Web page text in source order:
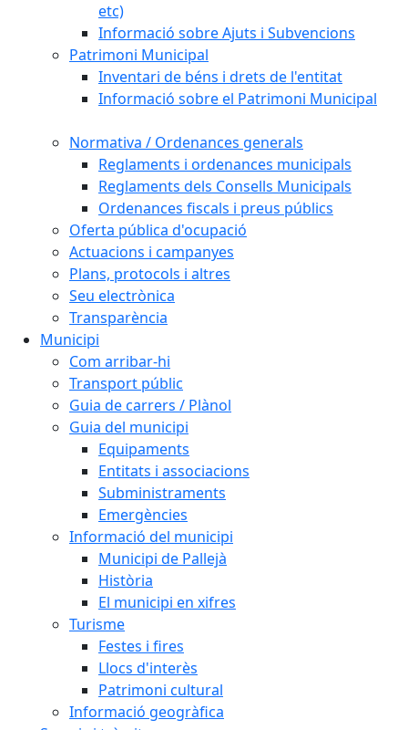
etc)
Informació sobre Ajuts i Subvencions
Patrimoni Municipal
Inventari de béns i drets de l'entitat
Informació sobre el Patrimoni Municipal
Normativa / Ordenances generals
Reglaments i ordenances municipals
Reglaments dels Consells Municipals
Ordenances fiscals i preus públics
Oferta pública d'ocupació
Actuacions i campanyes
Plans, protocols i altres
Seu electrònica
Transparència
Municipi
Com arribar-hi
Transport públic
Guia de carrers / Plànol
Guia del municipi
Equipaments
Entitats i associacions
Subministraments
Emergències
Informació del municipi
Municipi de Pallejà
Història
El municipi en xifres
Turisme
Festes i fires
Llocs d'interès
Patrimoni cultural
Informació geogràfica